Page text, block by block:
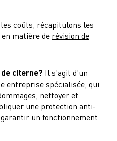
coûts, récapitulons les
matière de révision de
de citerne? Il s’agit d’un
entreprise spécialisée, qui
nettoyer et
une protection anti-
un fonctionnement